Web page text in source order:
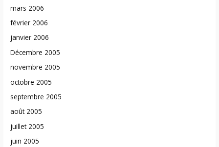
mars 2006
février 2006
janvier 2006
Décembre 2005
novembre 2005
octobre 2005
septembre 2005
août 2005
juillet 2005
juin 2005